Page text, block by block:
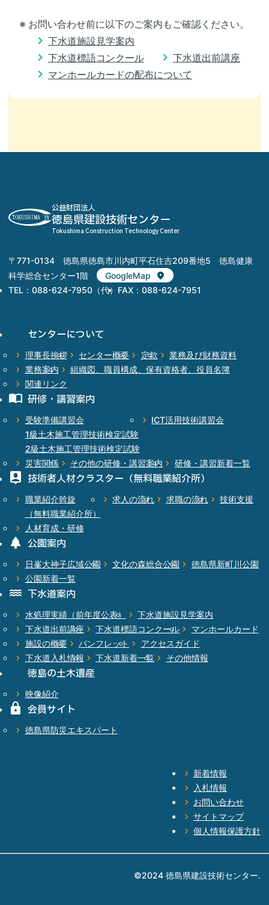
※ お問い合わせ前に以下のご案内もご確認ください。
下水道施設見学案内
下水道標語コンクール
下水道出前講座
マンホールカードの配布について
公益財団法人
徳島県建設技術センター
Tokushima Construction Technology Center
〒771-0134 徳島県徳島市川内町平石住吉209番地5 徳島健康
科学総合センター1階
GoogleMap
TEL：088-624-7950（代） FAX：088-624-7951
センターについて
理事長挨拶 センター概要 定款
業務及び財務資料
業務案内
組織図、 職員構成、 保有資格者、 役員名簿
関連リンク
研修・ 講習案内
受験準備講習会
1級土木施工管理技術検定試験
2級土木施工管理技術検定試験
ICT活用技術講習会
災害関係 その他の研修・ 講習案内 研修・講習新着一覧
技術者人材クラスター （無料職業紹介所）
職業紹介斡旋
（無料職業紹介所）
求人の流れ 求職の流れ 技術支援
人材育成・研修
公園案内
日峯大神子広域公園 文化の森総合公園
徳島県新町川公園
公園新着一覧
下水道案内
水処理実績（前年度公表）
下水道施設見学案内
下水道出前講座
下水道標語コンクール
マンホールカード
施設の概要
パンフレット
アクセスガイド
下水道入札情報
下水道新着一覧 その他情報
徳島の土木遺産
映像紹介
会員サイト
徳島県防災エキスパート
新着情報
入札情報
お問い合わせ
サイトマップ
個人情報保護方針
©2024 徳島県建設技術センター.